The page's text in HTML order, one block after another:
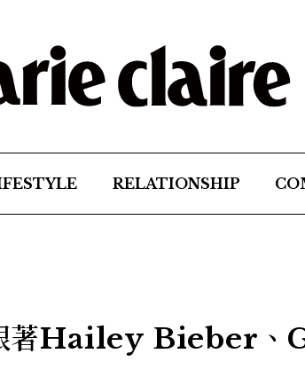
RELATIONSHIP
著Hailey Bieber、